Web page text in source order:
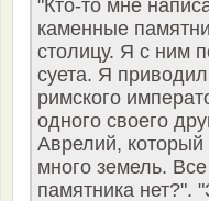
"Кто-то мне
каменные
столицу. Я с ним
суета. Я
римского
одного своего
Аврелий,
много земель.
памятника нет?".